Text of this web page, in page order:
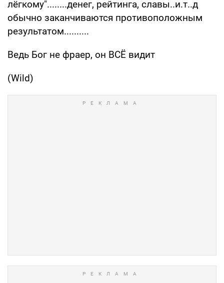
лёгкому"........денег, рейтинга, славы..и.т..д
обычно заканчиваются противоположным
результатом..........
Ведь Бог не фраер, он ВСЁ видит
(Wild)